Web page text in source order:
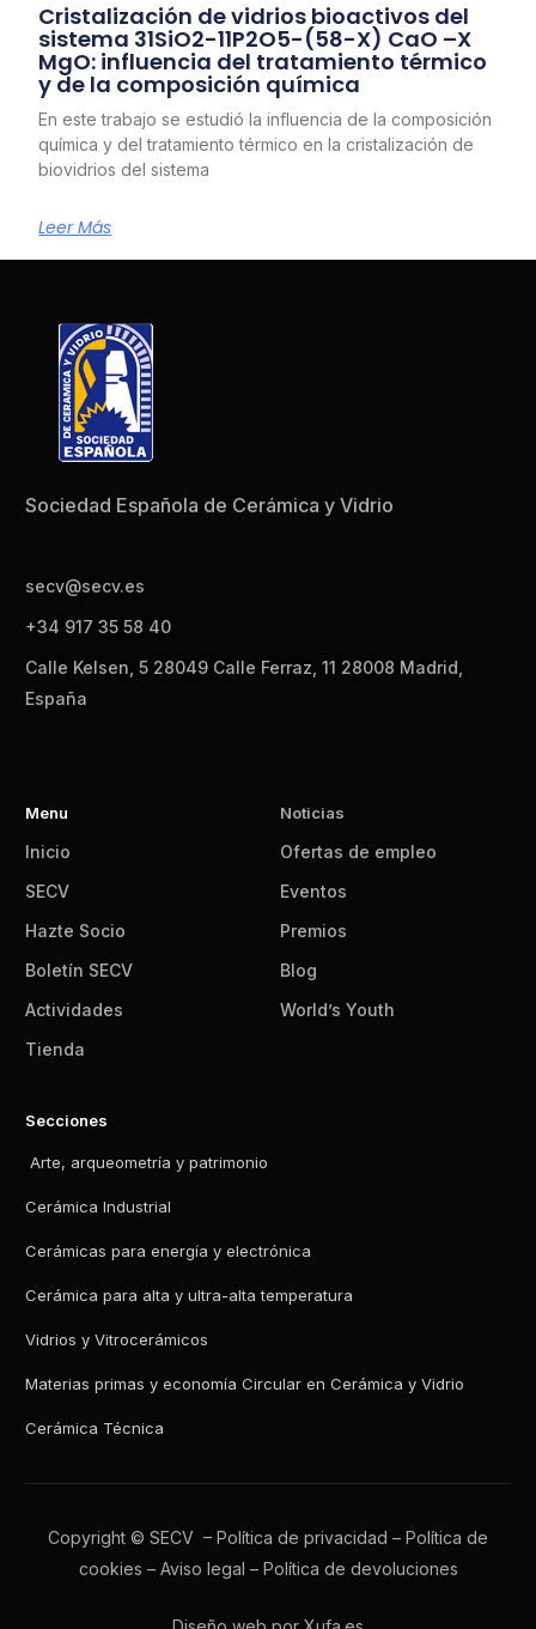
Cristalización de vidrios bioactivos del
sistema 31SiO2-11P2O5-(58-X) CaO –X
MgO: influencia del tratamiento térmico
y de la composición química
En este trabajo se estudió la influencia de la composición
química y del tratamiento térmico en la cristalización de
biovidrios del sistema
Leer Más
Sociedad Española de Cerámica y Vidrio
secv@secv.es
+34 917 35 58 40
Calle Kelsen, 5 28049 Calle Ferraz, 11 28008 Madrid,
España
Menu
Inicio
SECV
Hazte Socio
Boletín SECV
Actividades
Tienda
Noticias
Ofertas de empleo
Eventos
Premios
Blog
World’s Youth
Secciones
Arte, arqueometría y patrimonio
Cerámica Industrial
Cerámicas para energía y electrónica
Cerámica para alta y ultra-alta temperatura
Vidrios y Vitrocerámicos
Materias primas y economía Circular en Cerámica y Vidrio
Cerámica Técnica
Copyright © SECV – Política de privacidad – Política de
cookies – Aviso legal – Política de devoluciones